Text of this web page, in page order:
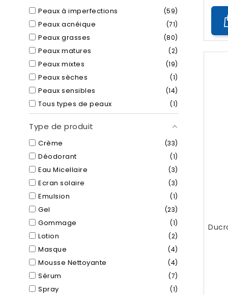
Peaux à imperfections 59
Peaux acnéique 71
Peaux grasses 80
Peaux matures 2
Peaux mixtes 19
Peaux sèches 1
Peaux sensibles 14
Tous types de peaux 1
Type de produit
Crème 33
Déodorant 1
Eau Micellaire 3
Ecran solaire 3
Emulsion 1
Gel 23
Gommage 1
Lotion 2
Masque 4
Mousse Nettoyante 4
Sérum 7
Spray 1